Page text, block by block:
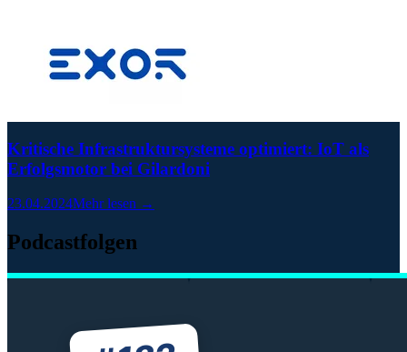
Kritische Infrastruktursysteme optimiert: IoT als
Erfolgsmotor bei Gilardoni
23.04.2024Mehr lesen →
Podcastfolgen